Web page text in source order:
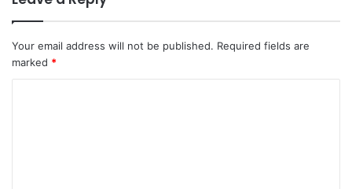
Your email address will not be published. Required fields are
marked *